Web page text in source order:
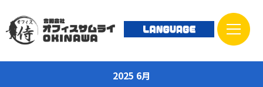
2025 6月